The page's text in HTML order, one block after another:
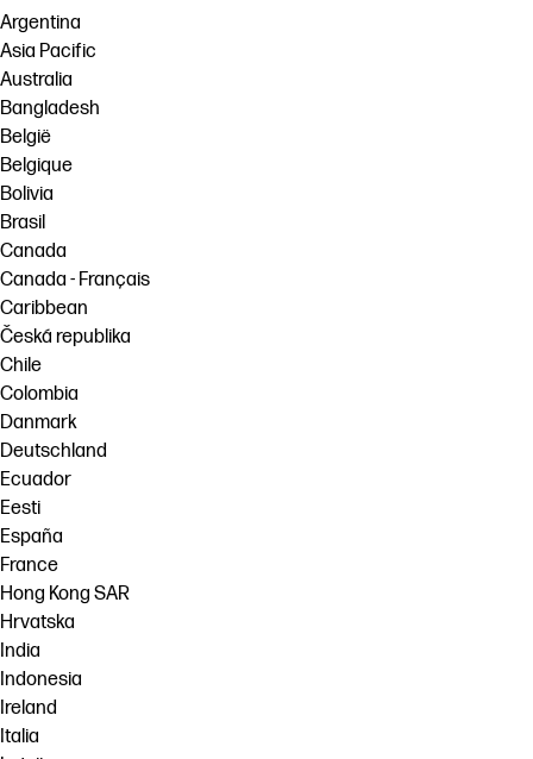
Argentina
Asia Pacific
Australia
Bangladesh
België
Belgique
Bolivia
Brasil
Canada
Canada - Français
Caribbean
Česká republika
Chile
Colombia
Danmark
Deutschland
Ecuador
Eesti
España
France
Hong Kong SAR
Hrvatska
India
Indonesia
Ireland
Italia